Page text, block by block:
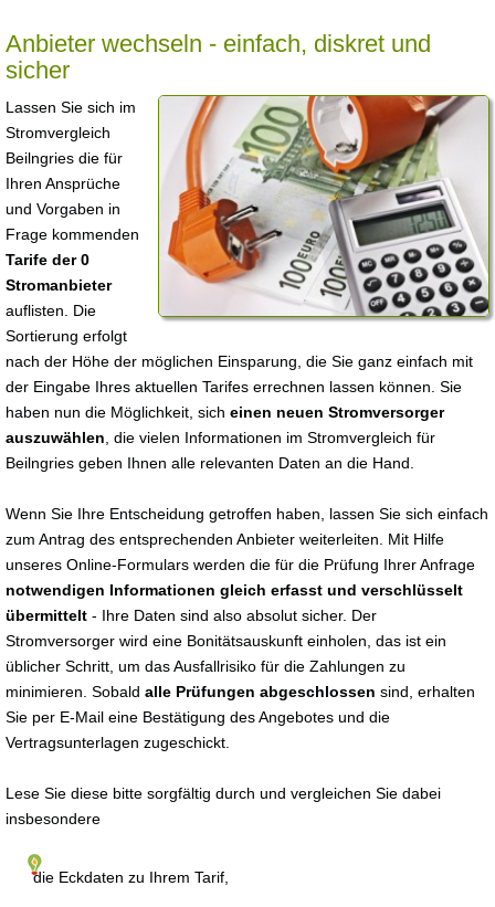
Anbieter wechseln - einfach, diskret und
sicher
Lassen Sie sich im
Stromvergleich
Beilngries die für
Ihren Ansprüche
und Vorgaben in
Frage kommenden
Tarife der 0
Stromanbieter
auflisten. Die
Sortierung erfolgt
nach der Höhe der möglichen Einsparung, die Sie ganz einfach mit
der Eingabe Ihres aktuellen Tarifes errechnen lassen können. Sie
haben nun die Möglichkeit, sich einen neuen Stromversorger
auszuwählen , die vielen Informationen im Stromvergleich für
Beilngries geben Ihnen alle relevanten Daten an die Hand.
Wenn Sie Ihre Entscheidung getroffen haben, lassen Sie sich einfach
zum Antrag des entsprechenden Anbieter weiterleiten. Mit Hilfe
unseres Online-Formulars werden die für die Prüfung Ihrer Anfrage
notwendigen Informationen gleich erfasst und verschlüsselt
übermittelt - Ihre Daten sind also absolut sicher. Der
Stromversorger wird eine Bonitätsauskunft einholen, das ist ein
üblicher Schritt, um das Ausfallrisiko für die Zahlungen zu
minimieren. Sobald alle Prüfungen abgeschlossen sind, erhalten
Sie per E-Mail eine Bestätigung des Angebotes und die
Vertragsunterlagen zugeschickt.
Lese Sie diese bitte sorgfältig durch und vergleichen Sie dabei
insbesondere
die Eckdaten zu Ihrem Tarif,